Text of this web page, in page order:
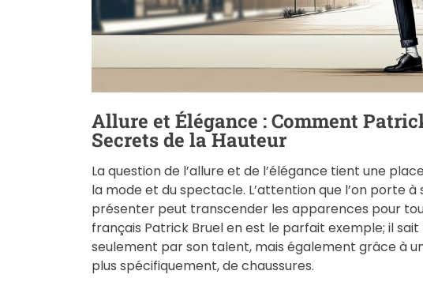
Allure et Élégance : Comment
Secrets de la Hauteur
La question de l’allure et de l’élégance tient une
la mode et du spectacle. L’attention que l’on porte
présenter peut transcender les apparences pour
français Patrick Bruel en est le parfait exemple; il
seulement par son talent, mais également grâce à
plus spécifiquement, de chaussures.